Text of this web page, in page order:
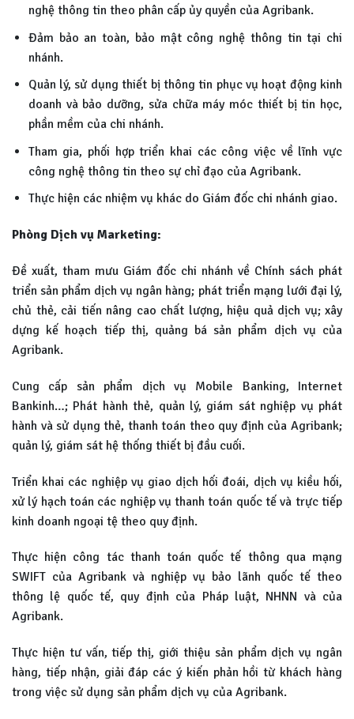
nghệ thông tin theo phân cấp ủy quyền của Agribank.
Đảm bảo an toàn, bảo mật công nghệ thông tin tại chi
nhánh.
Quản lý, sử dụng thiết bị thông tin phục vụ hoạt động kinh
doanh và bảo dưỡng, sửa chữa máy móc thiết bị tin học,
phần mềm của chi nhánh.
Tham gia, phối hợp triển khai các công việc về lĩnh vực
công nghệ thông tin theo sự chỉ đạo của Agribank.
Thực hiện các nhiệm vụ khác do Giám đốc chi nhánh giao.
Phòng Dịch vụ Marketing:
Đề xuất, tham mưu Giám đốc chi nhánh về Chính sách phát
triển sản phẩm dịch vụ ngân hàng; phát triển mạng lưới đại lý,
chủ thẻ, cải tiến nâng cao chất lượng, hiệu quả dịch vụ; xây
dựng kế hoạch tiếp thị, quảng bá sản phẩm dịch vụ của
Agribank.
Cung cấp sản phẩm dịch vụ Mobile Banking, Internet
Bankinh…; Phát hành thẻ, quản lý, giám sát nghiệp vụ phát
hành và sử dụng thẻ, thanh toán theo quy định của Agribank;
quản lý, giám sát hệ thống thiết bị đầu cuối.
Triển khai các nghiệp vụ giao dịch hối đoái, dịch vụ kiều hối,
xử lý hạch toán các nghiệp vụ thanh toán quốc tế và trực tiếp
kinh doanh ngoại tệ theo quy định.
Thực hiện công tác thanh toán quốc tế thông qua mạng
SWIFT của Agribank và nghiệp vụ bảo lãnh quốc tế theo
thông lệ quốc tế, quy định của Pháp luật, NHNN và của
Agribank.
Thực hiện tư vấn, tiếp thị, giới thiệu sản phẩm dịch vụ ngân
hàng, tiếp nhận, giải đáp các ý kiến phản hồi từ khách hàng
trong việc sử dụng sản phẩm dịch vụ của Agribank.